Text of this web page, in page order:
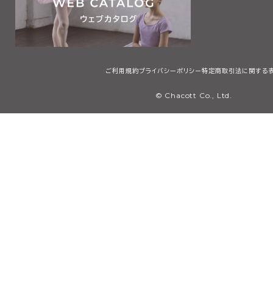
ご利用規約プライバシーポリシー 特定商取引法に関する
© Chacott Co., Ltd.